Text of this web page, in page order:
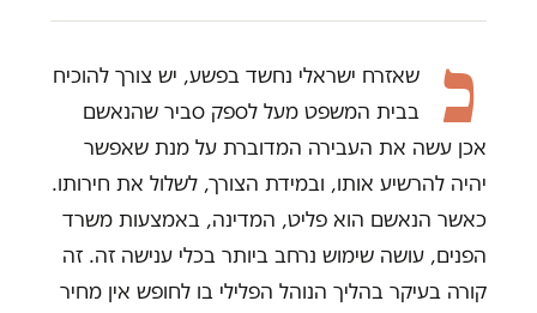
כ
שאזרח ישראלי נחשד בפשע, יש צורך להוכיח
בבית המשפט מעל לספק סביר שהנאשם
אכן עשה את העבירה המדוברת על מנת שאפשר
יהיה להרשיע אותו, ובמידת הצורך, לשלול את חירותו.
כאשר הנאשם הוא פליט, המדינה, באמצעות משרד
הפנים, עושה שימוש נרחב ביותר בכלי ענישה זה. זה
קורה בעיקר בהליך הנוהל הפלילי בו לחופש אין מחיר